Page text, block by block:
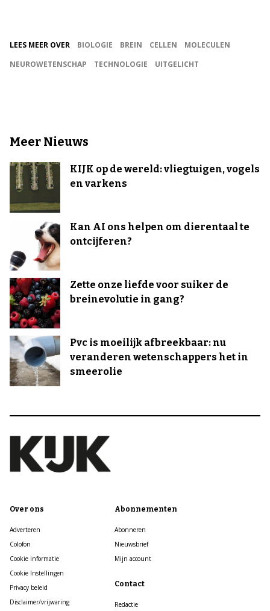
LEES MEER OVER BIOLOGIE BREIN CELLEN
MOLECULEN
NEUROWETENSCHAP
TECHNOLOGIE UITGELICHT
Meer Nieuws
KIJK op de wereld: vliegtuigen, vogels
en varkens
Kan AI ons helpen om dierentaal te
ontcijferen?
Zette onze liefde voor suiker de
breinevolutie in gang?
Pvc is moeilijk afbreekbaar: nu
veranderen wetenschappers het in
smeerolie
Over ons
Adverteren
Colofon
Cookie informatie
Cookie Instellingen
Privacy beleid
Disclaimer/vrijwaring
Abonnementen
Abonneren
Nieuwsbrief
Mijn account
Contact
Redactie